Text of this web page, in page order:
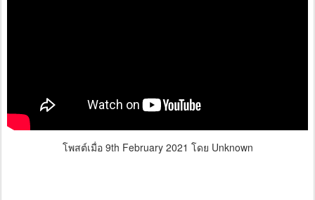
โพสต์เมื่อ 9th February 2021 โดย Unknown